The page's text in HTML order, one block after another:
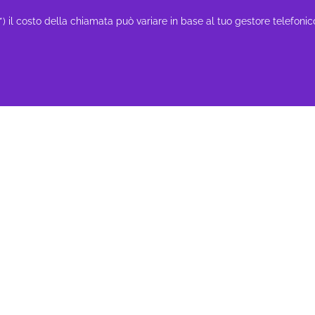
il costo della chiamata può variare in base al tuo gestore